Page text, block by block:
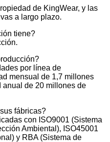
de KingWear, y las
a largo plazo.
tiene?
por línea de
mensual de 1,7 millones
de 20 millones de
fábricas?
con ISO9001 (Sistema
Ambiental), ISO45001
y RBA (Sistema de